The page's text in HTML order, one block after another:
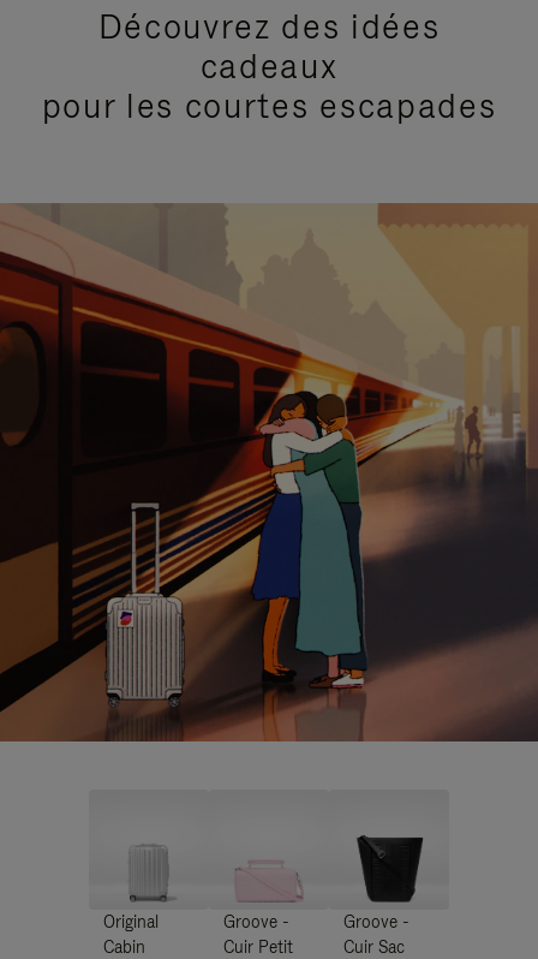
Découvrez des idées
cadeaux
pour les courtes escapades
Original
Cabin
Groove -
Cuir Petit
Groove -
Cuir Sac